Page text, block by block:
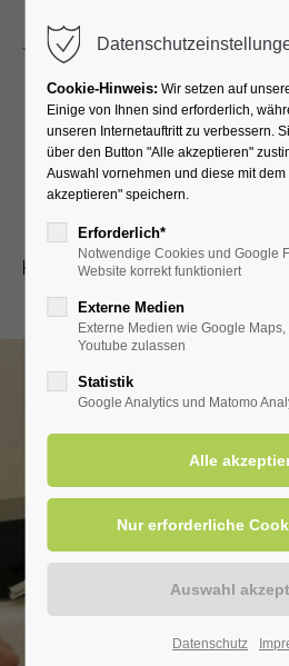
Stressfrei &
Gesundheits
Kurzer Alltags-Stopp: Je öfter
Cookie-Hinweis: Wir setzen auf
Einige von Ihnen sind erforderlich,
unseren Internetauftritt zu verbessern.
über den Button "Alle akzeptieren"
Auswahl vornehmen und diese mit dem
akzeptieren" speichern.
Erforderlich*
Notwendige Cookies und Google
Website korrekt funktioniert
Externe Medien
Externe Medien wie Google
Youtube zulassen
Statistik
Google Analytics und Matomo
Datenschutz